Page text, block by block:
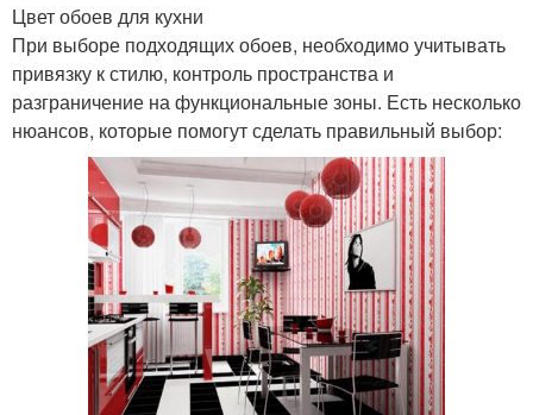
Цвет обоев для кухни
При выборе подходящих обоев, необходимо учитывать
привязку к стилю, контроль пространства и
разграничение на функциональные зоны. Есть несколько
нюансов, которые помогут сделать правильный выбор: